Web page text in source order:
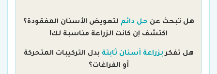
هل تبحث عن حل دائم لتعويض الأسنان المفقودة؟
اكتشف إن كانت الزراعة مناسبة لك!
هل تفكربزراعة أسنان ثابتة بدل التركيبات المتحركة
أو الفراغات؟